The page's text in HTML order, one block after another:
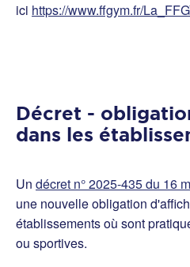
ici https://www.ffgym.fr/
Décret -
dans les
Un décret n° 2025-435 du 16
une nouvelle obligation
établissements où sont
ou sportives.